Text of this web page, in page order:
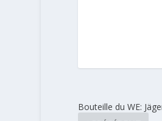
Bouteille du WE: